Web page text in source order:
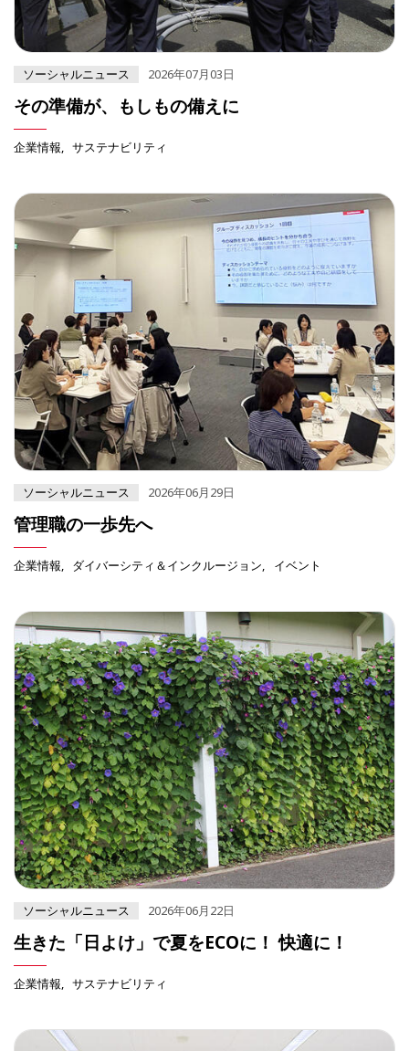
ソーシャルニュース 2026年07月03日
その準備が、もしもの備えに
企業情報 サステナビリティ
ソーシャルニュース 2026年06月29日
管理職の一歩先へ
企業情報 ダイバーシティ＆インクルージョン イベント
ソーシャルニュース 2026年06月22日
生きた「日よけ」で夏をECOに！ 快適に！
企業情報 サステナビリティ